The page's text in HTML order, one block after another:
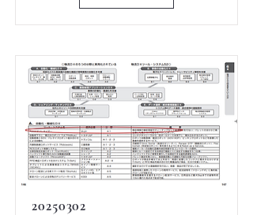
20250302